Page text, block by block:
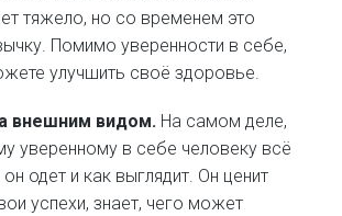
тяжело, но со временем это
Помимо уверенности в себе,
улучшить своё здоровье.
внешним видом. На самом деле,
уверенному в себе человеку всё
одет и как выглядит. Он ценит
успехи, знает, чего может